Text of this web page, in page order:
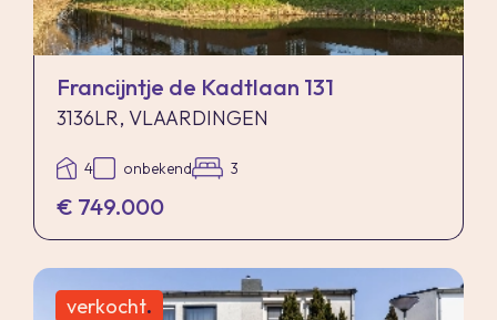
voor het object te gunnen aan de gegadigde van
zijn keuze.
Nadrukkelijk zij vermeld dat alle informatie in
deze brochure moet beschouwd worden als een
uitnodiging tot het doen van een bod of om in
onderhandeling te treden. Er kunnen geen
Francijntje de Kadtlaan 131
3136LR, VLAARDINGEN
4 onbekend 3
€ 749.000
verkocht.